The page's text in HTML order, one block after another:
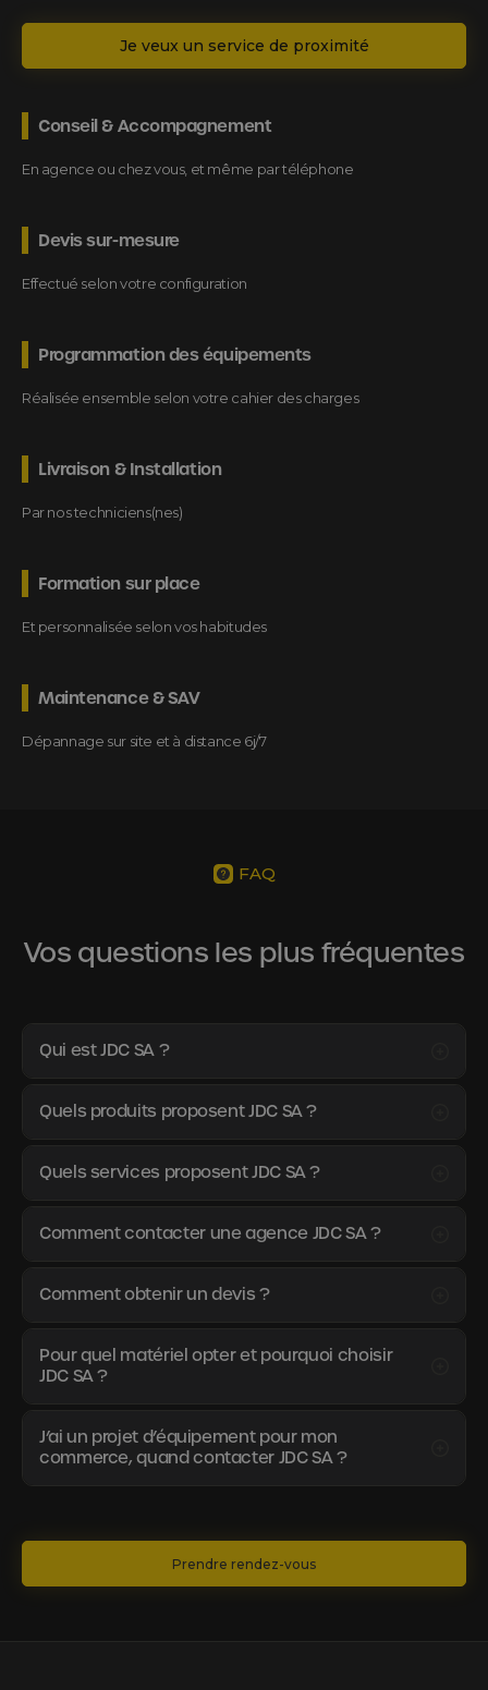
Je veux un service de proximité
Conseil & Accompagnement
En agence ou chez vous, et même par téléphone
Devis sur-mesure
Effectué selon votre configuration
Programmation des équipements
Réalisée ensemble selon votre cahier des charges
Livraison & Installation
Par nos techniciens(nes)
Formation sur place
Et personnalisée selon vos habitudes
Maintenance & SAV
Dépannage sur site et à distance 6j/7
FAQ
Vos questions les plus fréquentes
Qui est JDC SA ?
Quels produits proposent JDC SA ?
Quels services proposent JDC SA ?
Comment contacter une agence JDC SA ?
Comment obtenir un devis ?
Pour quel matériel opter et pourquoi choisir
JDC SA ?
J’ai un projet d’équipement pour mon
commerce, quand contacter JDC SA ?
Prendre rendez-vous